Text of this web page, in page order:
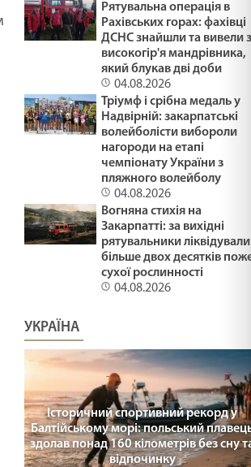
Рятувальна операція в
Рахівських горах: фахівці
ДСНС знайшли та вивели з
високогір'я мандрівника,
який блукав дві доби
04.08.2026
Тріумф і срібна медаль у
Надвірній: закарпатські
волейболісти вибороли
нагороди на етапі
чемпіонату України з
пляжного волейболу
04.08.2026
Вогняна стихія на
Закарпатті: за вихідні
рятувальники ліквідували
більше двох десятків
сухої рослинності
04.08.2026
УКРАЇНА
Історичний спортивний рекорд у
Балтійському морі: польський
здолав понад 160 кілометрів без сну
відпочинку